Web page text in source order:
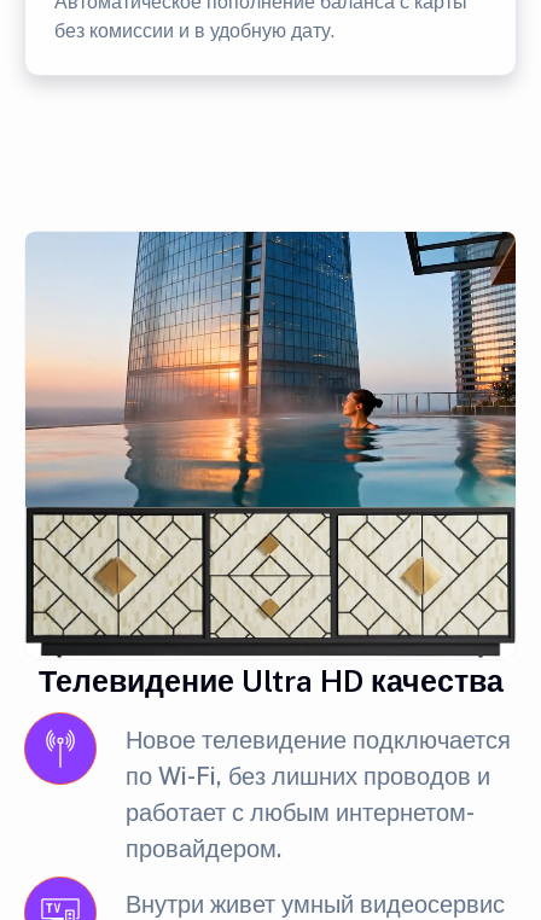
без комиссии и в удобную дату.
Телевидение Ultra HD качества
Новое телевидение подключается
по Wi-Fi, без лишних проводов и
работает с любым интернетом-
провайдером.
Внутри живет умный видеосервис